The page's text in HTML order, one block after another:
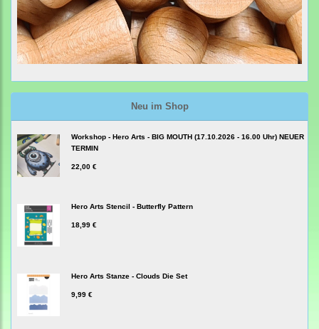
Neu im Shop
Workshop - Hero Arts - BIG MOUTH (17.10.2026 - 16.00 Uhr) NEUER
TERMIN
22,00 €
Hero Arts Stencil - Butterfly Pattern
18,99 €
Hero Arts Stanze - Clouds Die Set
9,99 €